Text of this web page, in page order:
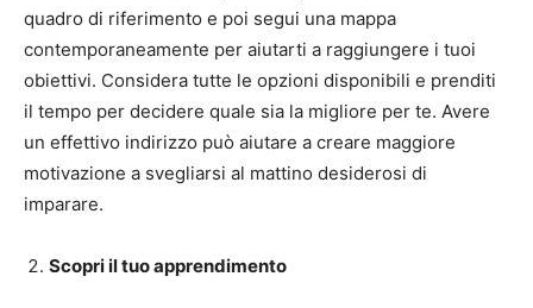
quadro di riferimento e poi segui una mappa
contemporaneamente per aiutarti a raggiungere i tuoi
obiettivi. Considera tutte le opzioni disponibili e prenditi
il tempo per decidere quale sia la migliore per te. Avere
un effettivo indirizzo può aiutare a creare maggiore
motivazione a svegliarsi al mattino desiderosi di
imparare.
Scopri il tuo apprendimento